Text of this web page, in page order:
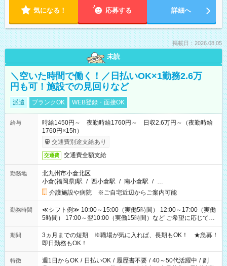
気になる！ 応募する 詳細へ
掲載日：2026.08.05
未読
＼空いた時間で働く！／日払いOK×1勤務2.6万
円も可！施設での見回りなど
派遣 ブランクOK WEB登録・面接OK
給与
時給1450円～ 夜勤時給1760円～ 日収2.6万円～（夜勤時給
1760円×15h）
交通費別途支給あり
交通費 交通費全額支給
勤務地
北九州市小倉北区
小倉(福岡県)駅 / 西小倉駅 / 南小倉駅 / …
介護施設や病院 ※ご自宅近辺からご案内可能
勤務時間
≪シフト例≫ 10:00～15:00（実働5時間） 12:00～17:00（実働
5時間） 17:00～翌10:00（実働15時間）など ご希望に応じて、
働く時間は調整できます！ お気軽に担当へ相談ください！
期間
3ヵ月までの短期 ※職場が気に入れば、長期もOK！ ★急募！
即日勤務もOK！
特徴 週1日からOK / 日払いOK / 履歴書不要 / 40～50代活躍中 / 副